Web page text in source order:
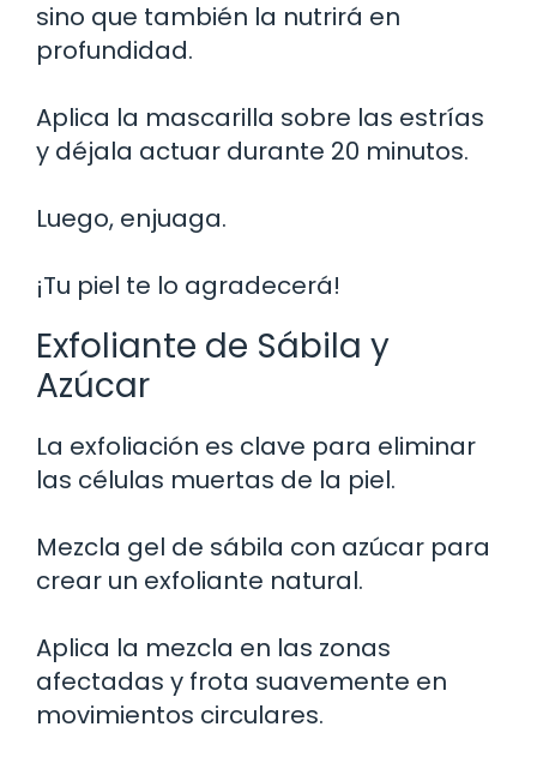
sino que también la nutrirá en
profundidad.
Aplica la mascarilla sobre las estrías
y déjala actuar durante 20 minutos.
Luego, enjuaga.
¡Tu piel te lo agradecerá!
Exfoliante de Sábila y
Azúcar
La exfoliación es clave para eliminar
las células muertas de la piel.
Mezcla gel de sábila con azúcar para
crear un exfoliante natural.
Aplica la mezcla en las zonas
afectadas y frota suavemente en
movimientos circulares.